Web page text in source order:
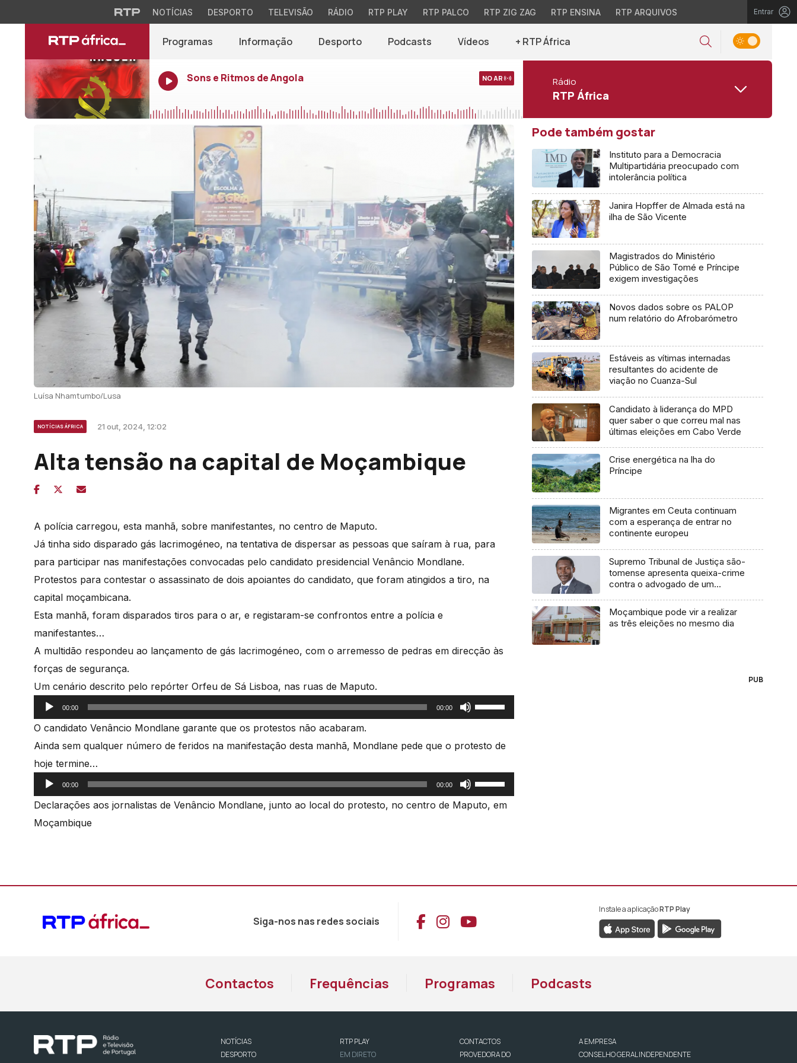
NOTÍCIAS DESPORTO TELEVISÃO RÁDIO RTP PLAY RTP PALCO RTP ZIG ZAG RTP ENSINA RTP ARQUIVOS Entrar
Programas Informação Desporto Podcasts Vídeos + RTP África
Sons e Ritmos de Angola NO AR Rádio
RTP África
Luísa Nhamtumbo/Lusa
NOTÍCIAS ÁFRICA 21 out, 2024, 12:02
Alta tensão na capital de Moçambique
A polícia carregou, esta manhã, sobre manifestantes, no centro de Maputo.
Já tinha sido disparado gás lacrimogéneo, na tentativa de dispersar as pessoas que saíram à rua, para
para participar nas manifestações convocadas pelo candidato presidencial Venâncio Mondlane.
Protestos para contestar o assassinato de dois apoiantes do candidato, que foram atingidos a tiro, na
capital moçambicana.
Esta manhã, foram disparados tiros para o ar, e registaram-se confrontos entre a polícia e
manifestantes…
A multidão respondeu ao lançamento de gás lacrimogéneo, com o arremesso de pedras em direcção às
forças de segurança.
Um cenário descrito pelo repórter Orfeu de Sá Lisboa, nas ruas de Maputo.
Reprodutor
de
áudio
00:00 00:00
Use
as
para
ou
O candidato Venâncio Mondlane garante que os protestos não acabaram.
Ainda sem qualquer número de feridos na manifestação desta manhã, Mondlane pede que o protesto de
hoje termine…
Reprodutor
de
áudio
00:00 00:00
Use
as
ou
o
Declarações aos jornalistas de Venâncio Mondlane, junto ao local do protesto, no centro de Maputo, em
Moçambique
Pode também gostar
Instituto para a Democracia
Multipartidária preocupado com
intolerância política
Janira Hopffer de Almada está na
ilha de São Vicente
Magistrados do Ministério
Público de São Tomé e Príncipe
exigem investigações
Novos dados sobre os PALOP
num relatório do Afrobarómetro
Estáveis as vítimas internadas
resultantes do acidente de
viação no Cuanza-Sul
Candidato à liderança do MPD
quer saber o que correu mal nas
últimas eleições em Cabo Verde
Crise energética na lha do
Príncipe
Migrantes em Ceuta continuam
com a esperança de entrar no
continente europeu
Supremo Tribunal de Justiça são-
tomense apresenta queixa-crime
contra o advogado de um
Moçambique pode vir a realizar
as três eleições no mesmo dia
PUB
Siga-nos nas redes sociais Aceder ao Facebook da RTP África
Aceder ao Instagram da RTP África
Aceder ao YouTube da RTP África
Instale a aplicaçãoRTP Play
Contactos Frequências Programas Podcasts
NOTÍCIAS
DESPORTO
RTP PLAY
EM DIRETO
CONTACTOS
PROVEDORA DO
A EMPRESA
CONSELHO GERAL INDEPENDENTE